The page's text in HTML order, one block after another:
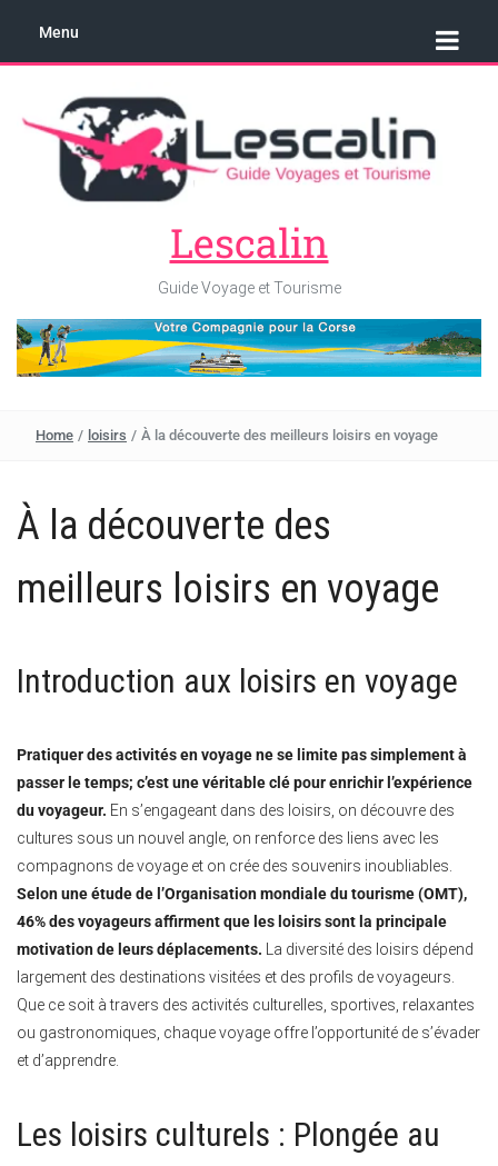
Menu
Lescalin
Guide Voyage et Tourisme
Home / loisirs / À la découverte des meilleurs loisirs en voyage
À la découverte des
meilleurs loisirs en voyage
Introduction aux loisirs en voyage
Pratiquer des activités en voyage ne se limite pas simplement à
passer le temps; c’est une véritable clé pour enrichir l’expérience
du voyageur. En s’engageant dans des loisirs, on découvre des
cultures sous un nouvel angle, on renforce des liens avec les
compagnons de voyage et on crée des souvenirs inoubliables.
Selon une étude de l’Organisation mondiale du tourisme (OMT),
46% des voyageurs affirment que les loisirs sont la principale
motivation de leurs déplacements. La diversité des loisirs dépend
largement des destinations visitées et des profils de voyageurs.
Que ce soit à travers des activités culturelles, sportives, relaxantes
ou gastronomiques, chaque voyage offre l’opportunité de s’évader
et d’apprendre.
Les loisirs culturels : Plongée au